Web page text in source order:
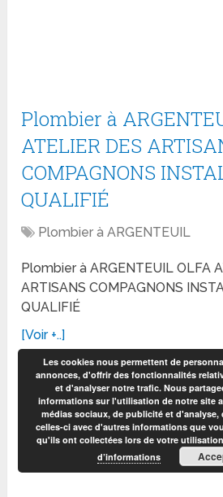
Plombier à
ATELIER DES
COMPAGNONS
QUALIFIÉ
Plombier à ARGENTEUIL
Plombier à ARGENTEUIL OLFA
ARTISANS COMPAGNONS
QUALIFIÉ
[Voir +..]
Les cookies nous permettent de
annonces, d'offrir des fonctionnalités
et d'analyser notre trafic. Nous
informations sur l'utilisation de notre site
médias sociaux, de publicité et
celles-ci avec d'autres informations que
qu'ils ont collectées lors de votre
d’informations